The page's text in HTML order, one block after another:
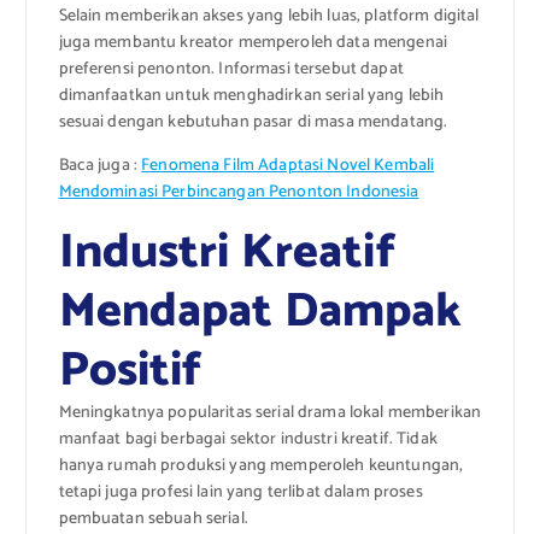
Selain memberikan akses yang lebih luas, platform digital
juga membantu kreator memperoleh data mengenai
preferensi penonton. Informasi tersebut dapat
dimanfaatkan untuk menghadirkan serial yang lebih
sesuai dengan kebutuhan pasar di masa mendatang.
Baca juga :Fenomena Film Adaptasi Novel Kembali
Mendominasi Perbincangan Penonton Indonesia
Industri Kreatif
Mendapat Dampak
Positif
Meningkatnya popularitas serial drama lokal memberikan
manfaat bagi berbagai sektor industri kreatif. Tidak
hanya rumah produksi yang memperoleh keuntungan,
tetapi juga profesi lain yang terlibat dalam proses
pembuatan sebuah serial.